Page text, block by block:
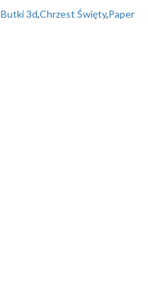
Butki 3d,Chrzest Święty,Paper